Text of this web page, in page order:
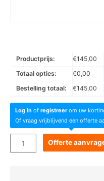
Productprijs: €145,00
Totaal opties:
€0,00
Bestelling totaal:
€145,00
Log in of registreerom uw
Of vraag vrijblijvend een offerte
Goboservice
-
Offerte